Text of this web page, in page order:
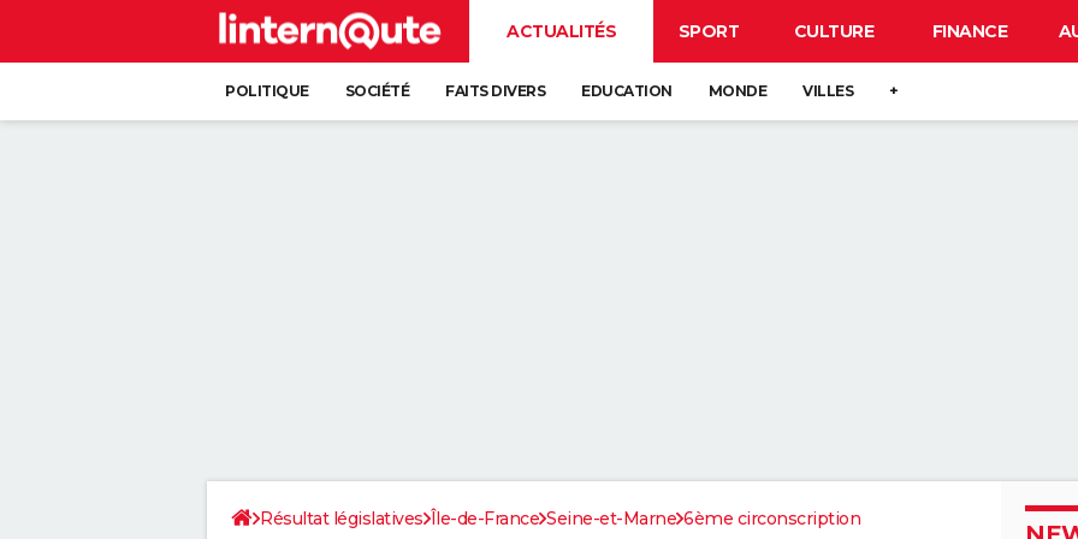
ACTUALITÉS SPORT CULTURE FINANCE
POLITIQUE SOCIÉTÉ FAITS DIVERS EDUCATION MONDE VILLES +
Résultat législatives Île-de-France Seine-et-Marne 6ème circonscription